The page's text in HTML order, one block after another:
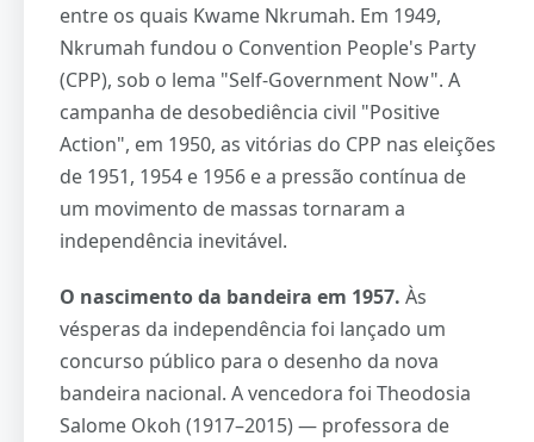
entre os quais Kwame Nkrumah. Em 1949,
Nkrumah fundou o Convention People's Party
(CPP), sob o lema "Self-Government Now". A
campanha de desobediência civil "Positive
Action", em 1950, as vitórias do CPP nas eleições
de 1951, 1954 e 1956 e a pressão contínua de
um movimento de massas tornaram a
independência inevitável.
O nascimento da bandeira em 1957. Às
vésperas da independência foi lançado um
concurso público para o desenho da nova
bandeira nacional. A vencedora foi Theodosia
Salome Okoh (1917–2015) — professora de